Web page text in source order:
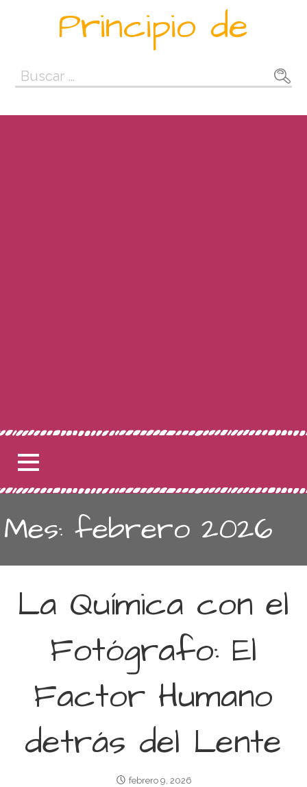
Principio de
Buscar:
Mes: febrero 2026
La Química con el
Fotógrafo: El
Factor Humano
detrás del Lente
febrero 9, 2026